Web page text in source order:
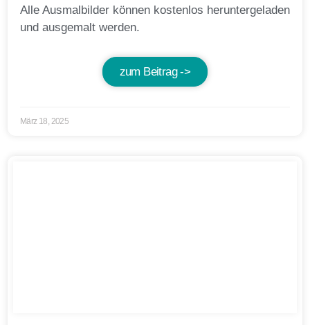
Alle Ausmalbilder können kostenlos heruntergeladen
und ausgemalt werden.
zum Beitrag ->
März 18, 2025